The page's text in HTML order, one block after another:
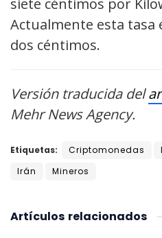
siete céntimos por
Actualmente esta tasa
dos céntimos.
Versión traducida del
Mehr News Agency.
Etiquetas: Criptomonedas
Irán
Mineros
relacionados
Artículos